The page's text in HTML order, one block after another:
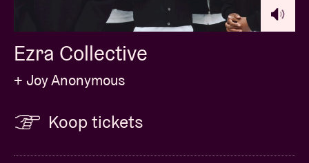
Ezra Collective
+ Joy Anonymous
Koop tickets